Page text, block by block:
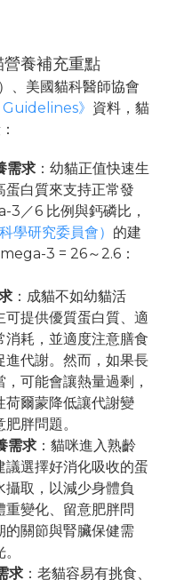
營養補充重點
、美國貓科醫師協會
》 資料，貓
需求 ：幼貓正值快速生
蛋白質來支持正常發
／6 比例與鈣磷比，
學研究委員會） 的建
3 = 26～2.6：
：成貓不如幼貓活
提供優質蛋白質、適
耗，並適度注意膳食
進代謝。然而，如果長
可能會讓熱量過剩，
荷爾蒙降低讓代謝變
胖問題。
需求 ：貓咪進入熟齡
選擇好消化吸收的蛋
取，以減少身體負
重變化、留意肥胖問
的關節與腎臟保健需
求 ：老貓容易有挑食、